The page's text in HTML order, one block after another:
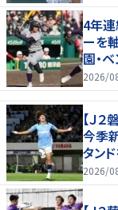
4年
ーを
園・
2026/
【Ｊ
今季
タン
2026/